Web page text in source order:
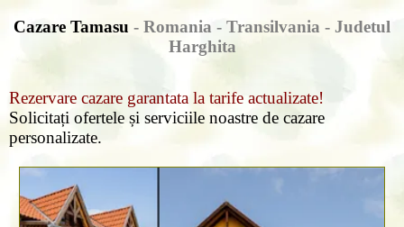
Cazare Tamasu - Romania - Transilvania - Judetul
Harghita
Rezervare cazare garantata la tarife actualizate!
Solicitați ofertele și serviciile noastre de cazare
personalizate.